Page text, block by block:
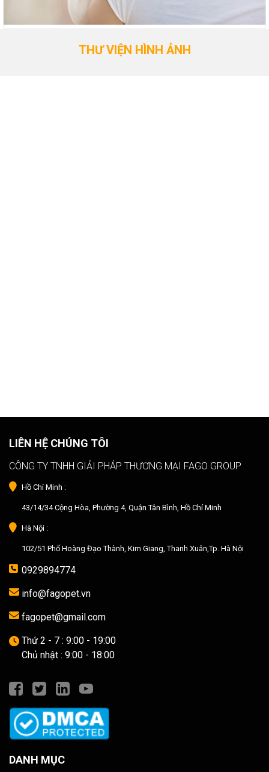
THƯ VIỆN HÌNH ẢNH
LIÊN HỆ CHÚNG TÔI
CÔNG TY TNHH GIẢI PHÁP THƯƠNG MẠI FAGO GROUP
Hồ Chí Minh :
43/14/34 Cộng Hòa, Phường 4, Quận Tân Bình, Hồ Chí Minh
Hà Nội :
102/51 Phố Hoàng Đạo Thành, Kim Giang, Thanh Xuân,Tp. Hà Nội
0929894774
info@fagopet.vn
fagopet@gmail.com
Thứ 2 - 7 : 9:00 - 19:00
Chủ nhật : 9:00 - 18:00
DANH MỤC